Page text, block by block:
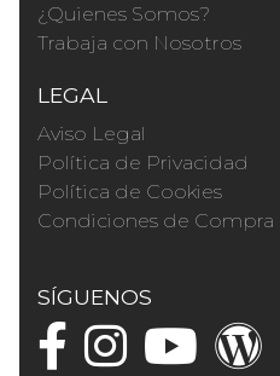
¿Quienes Somos?
Trabaja con Nosotros
LEGAL
Aviso Legal
Política de Privacidad
Política de Cookies
Condiciones de Compra
SÍGUENOS